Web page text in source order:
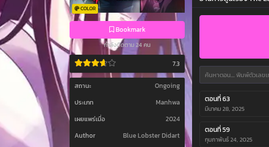
COLOR
Bookmark
กำลังติดตาม 24 คน
7.3
สถานะ
Ongoing
ประเภท
Manhwa
เผยแพร่เมื่อ
2024
Author
Blue Lobster Didart
ตอนที่ 63
มีนาคม 28, 2025
ตอนที่ 59
กุมภาพันธ์ 24, 2025